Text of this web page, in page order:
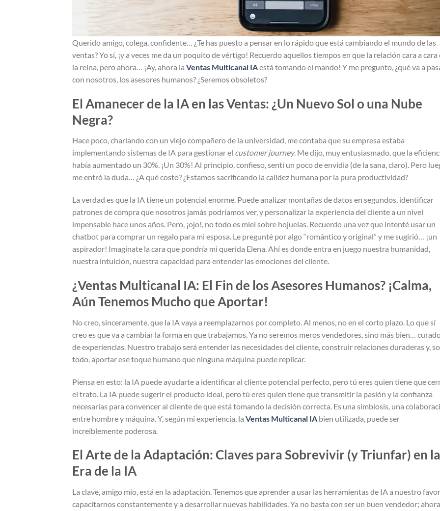
Querido amigo, colega, confidente… ¿Te has puesto a pensar en lo rápido que está cambiando el mundo de las
ventas? Yo sí, ¡y a veces me da un poquito de vértigo! Recuerdo aquellos tiempos en que la relación cara a cara
la reina, pero ahora… ¡Ay, ahora la Ventas Multicanal IAestá tomando el mando! Y me pregunto, ¿qué va a
con nosotros, los asesores humanos? ¿Seremos obsoletos?
El Amanecer de la IA en las Ventas: ¿Un Nuevo Sol o una Nube
Negra?
Hace poco, charlando con un viejo compañero de la universidad, me contaba que su empresa estaba
implementando sistemas de IA para gestionar el customer journey. Me dijo, muy entusiasmado, que la
había aumentado un 30%. ¡Un 30%! Al principio, confieso, sentí un poco de envidia (de la sana, claro). Pero
me entró la duda… ¿A qué costo? ¿Estamos sacrificando la calidez humana por la pura productividad?
La verdad es que la IA tiene un potencial enorme. Puede analizar montañas de datos en segundos, identificar
patrones de compra que nosotros jamás podríamos ver, y personalizar la experiencia del cliente a un nivel
impensable hace unos años. Pero, ¡ojo!, no todo es miel sobre hojuelas. Recuerdo una vez que intenté usar un
chatbot para comprar un regalo para mi esposa. Le pregunté por algo “romántico y original” y me sugirió… ¡un
aspirador! Imagínate la cara que pondría mi querida Elena. Ahí es donde entra en juego nuestra humanidad,
nuestra intuición, nuestra capacidad para entender las emociones del cliente.
¿Ventas Multicanal IA: El Fin de los Asesores Humanos? ¡Calma,
Aún Tenemos Mucho que Aportar!
No creo, sinceramente, que la IA vaya a reemplazarnos por completo. Al menos, no en el corto plazo. Lo que sí
creo es que va a cambiar la forma en que trabajamos. Ya no seremos meros vendedores, sino más bien…
de experiencias. Nuestro trabajo será entender las necesidades del cliente, construir relaciones duraderas y,
todo, aportar ese toque humano que ninguna máquina puede replicar.
Piensa en esto: la IA puede ayudarte a identificar al cliente potencial perfecto, pero tú eres quien tiene que
el trato. La IA puede sugerir el producto ideal, pero tú eres quien tiene que transmitir la pasión y la confianza
necesarias para convencer al cliente de que está tomando la decisión correcta. Es una simbiosis, una
entre hombre y máquina. Y, según mi experiencia, la Ventas Multicanal IA bien utilizada, puede ser
increíblemente poderosa.
El Arte de la Adaptación: Claves para Sobrevivir (y Triunfar) en la
Era de la IA
La clave, amigo mío, está en la adaptación. Tenemos que aprender a usar las herramientas de IA a nuestro
capacitarnos constantemente y a desarrollar nuevas habilidades. Ya no basta con ser un buen vendedor; ahora